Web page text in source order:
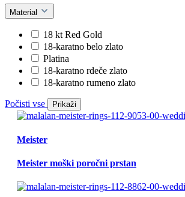
Material
18 kt Red Gold
18-karatno belo zlato
Platina
18-karatno rdeče zlato
18-karatno rumeno zlato
Počisti vse Prikaži
Meister
Meister moški poročni prstan